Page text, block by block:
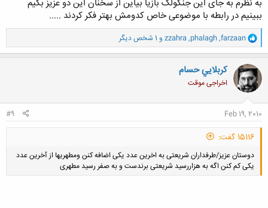
به نظرم به جای این جنگولک بازیا بیاین از سخنان این دو عزیز بگیم
ببینیم در رابطه با موضوعی خاص کدومش بهتر فکر کردند .....
و
ا
ک
ن
ش
ه
ا
farzaan
,
phalagh
,
zzahra و 1 شخص دیگر
كربلايي حسام
اخراجی موقت
Feb 19, 2010
#9
15116 گفت:
دوستان عزیز/طرفداران شریعتی به اخرین عدد یکی اضافه کنن ومطهریها از آخرین عدد
یکی کم کنن اگه به هزاررسید شریعتی برندست و به صفر رسید مطهری